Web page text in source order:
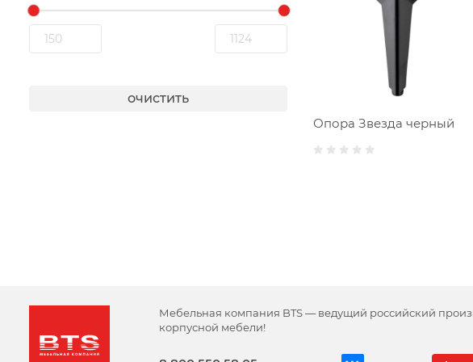
очистить
Опора Звезда черный
Мебельная компания BTS — ведущий российский
корпусной мебели!